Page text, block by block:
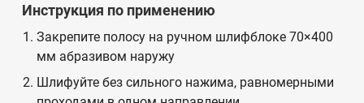
Инструкция по применению
Закрепите полосу на ручном шлифблоке 70×400
мм абразивом наружу
Шлифуйте без сильного нажима, равномерными